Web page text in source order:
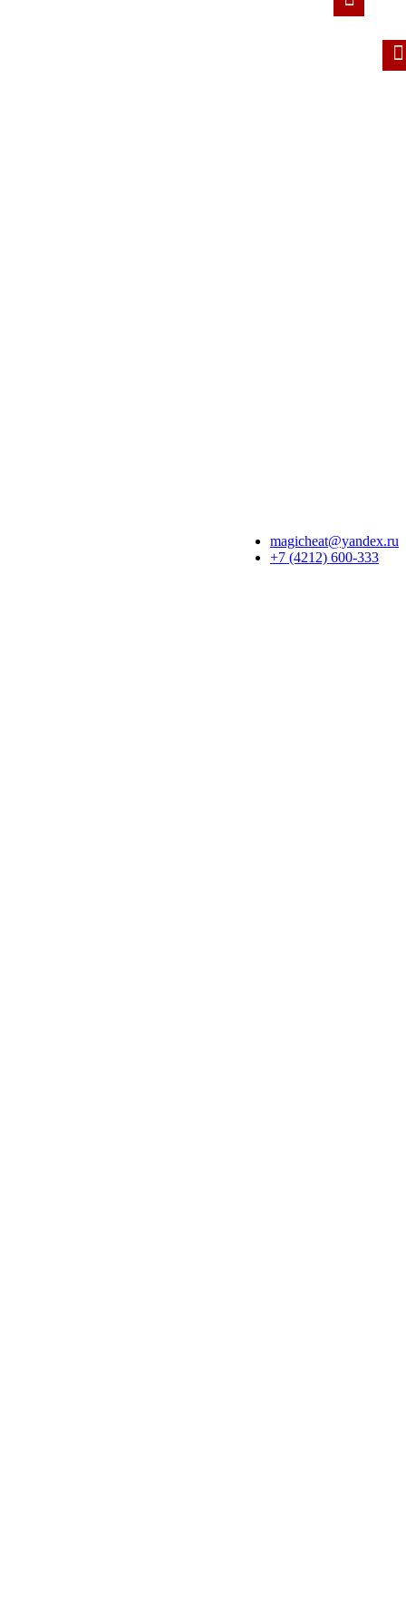
magicheat@yandex.ru
+7 (4212) 600-333